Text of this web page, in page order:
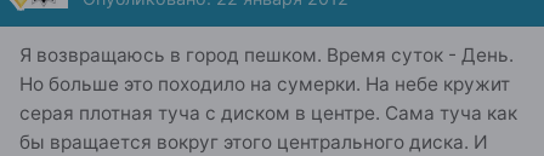
Я возвращаюсь в город пешком. Время суток - День.
Но больше это походило на сумерки. На небе кружит
серая плотная туча с диском в центре. Сама туча как
бы вращается вокруг этого центрального диска. И